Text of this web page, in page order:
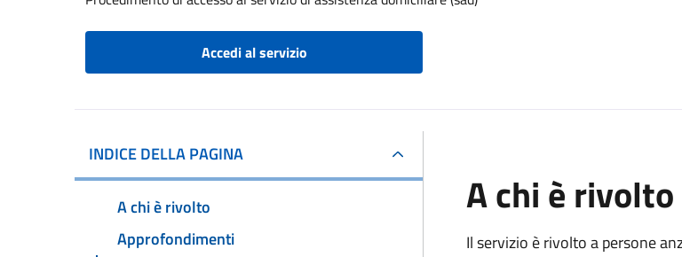
Accedi al servizio
INDICE DELLA PAGINA
A chi è rivolto
Approfondimenti
A chi è rivolto
Il servizio è rivolto a persone